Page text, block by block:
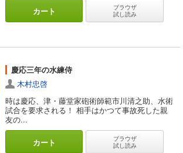
カート
ブラウザ
試し読み
慶応三年の水練侍
木村忠啓
時は慶応、津・藤堂家砲術師範市川清之助、水術
試合を要求される！ 相手はかつて事故死した親
友の...
カート
ブラウザ
試し読み